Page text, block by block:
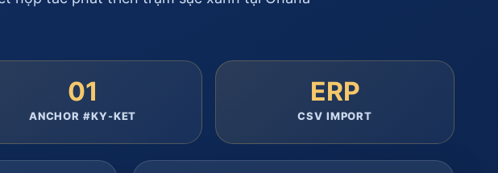
01
ANCHOR #KY-KET
ERP
CSV IMPORT